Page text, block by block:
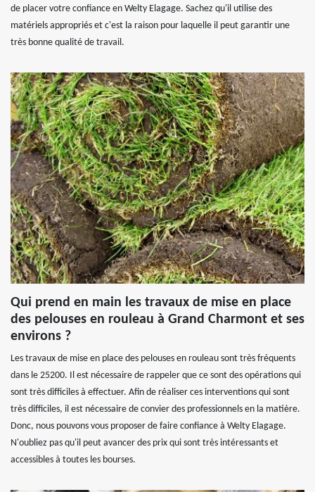
de placer votre confiance en Welty Elagage. Sachez qu'il utilise des
matériels appropriés et c'est la raison pour laquelle il peut garantir une
très bonne qualité de travail.
Qui prend en main les travaux de mise en place
des pelouses en rouleau à Grand Charmont et ses
environs ?
Les travaux de mise en place des pelouses en rouleau sont très fréquents
dans le 25200. Il est nécessaire de rappeler que ce sont des opérations qui
sont très difficiles à effectuer. Afin de réaliser ces interventions qui sont
très difficiles, il est nécessaire de convier des professionnels en la matière.
Donc, nous pouvons vous proposer de faire confiance à Welty Elagage.
N'oubliez pas qu'il peut avancer des prix qui sont très intéressants et
accessibles à toutes les bourses.